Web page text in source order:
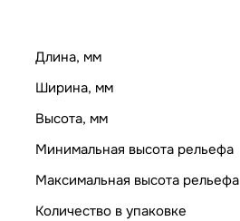
Длина, мм
Ширина, мм
Высота, мм
Минимальная высота рельефа
Максимальная высота рельефа
Количество в упаковке